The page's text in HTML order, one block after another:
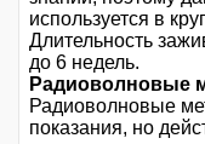
используется в
Длительность
до 6 недель.
Радиоволновые
Радиоволновые
показания, но